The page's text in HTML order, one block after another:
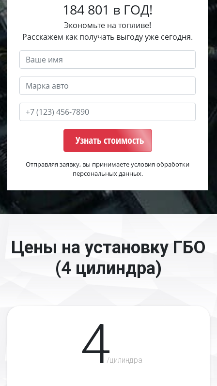
184 801 в ГОД!
Экономьте на топливе!
Расскажем как получать выгоду уже сегодня.
Узнать стоимость
Отправляя заявку, вы принимаете условия обработки
персональных данных.
Цены на установку ГБО
(4 цилиндра)
4/цилиндра